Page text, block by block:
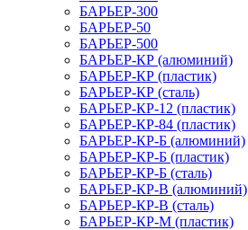
БАРЬЕР-300
БАРЬЕР-50
БАРЬЕР-500
БАРЬЕР-КР (алюминий)
БАРЬЕР-КР (пластик)
БАРЬЕР-КР (сталь)
БАРЬЕР-КР-12 (пластик)
БАРЬЕР-КР-84 (пластик)
БАРЬЕР-КР-Б (алюминий)
БАРЬЕР-КР-Б (пластик)
БАРЬЕР-КР-Б (сталь)
БАРЬЕР-КР-В (алюминий)
БАРЬЕР-КР-В (сталь)
БАРЬЕР-КР-М (пластик)